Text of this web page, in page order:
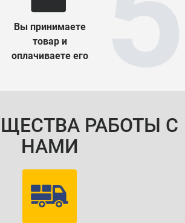
Вы принимаете
товар и
оплачиваете его
РАБОТЫ С
НАМИ